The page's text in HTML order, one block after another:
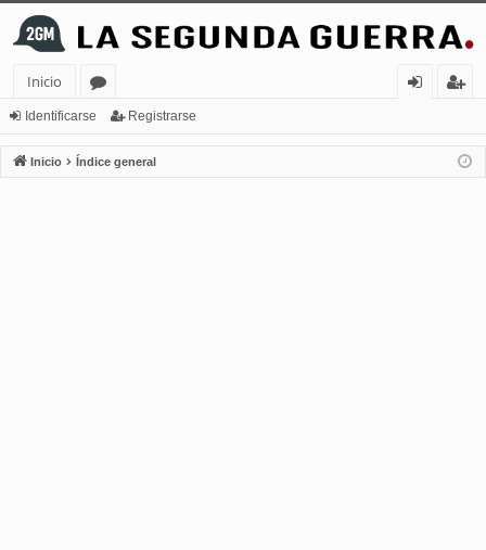
Inicio
or
os
nt
ifi
ist
ra
Identificarse Registrarse
Inicio Índice general